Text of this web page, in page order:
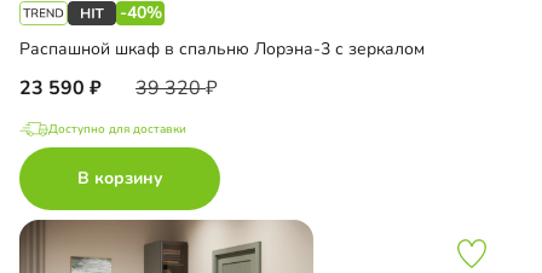
-40%
Распашной шкаф в спальню Лорэна-3 с зеркалом
23 590 39 320
Доступно для доставки
В корзину